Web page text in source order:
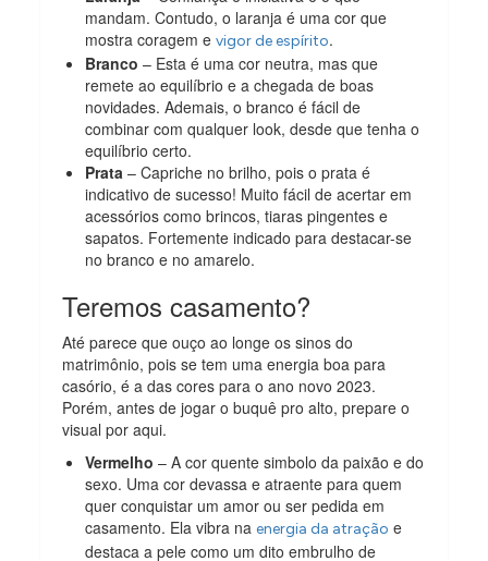
mandam. Contudo, o laranja é uma cor que
mostra coragem evigor de espírito.
Branco – Esta é uma cor neutra, mas que
remete ao equilíbrio e a chegada de boas
novidades. Ademais, o branco é fácil de
combinar com qualquer look, desde que tenha o
equilíbrio certo.
Prata – Capriche no brilho, pois o prata é
indicativo de sucesso! Muito fácil de acertar em
acessórios como brincos, tiaras pingentes e
sapatos. Fortemente indicado para destacar-se
no branco e no amarelo.
Teremos casamento?
Até parece que ouço ao longe os sinos do
matrimônio, pois se tem uma energia boa para
casório, é a das cores para o ano novo 2023.
Porém, antes de jogar o buquê pro alto, prepare o
visual por aqui.
Vermelho – A cor quente simbolo da paixão e do
sexo. Uma cor devassa e atraente para quem
quer conquistar um amor ou ser pedida em
casamento. Ela vibra naenergia da atração e
destaca a pele como um dito embrulho de